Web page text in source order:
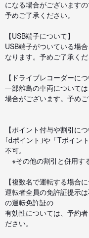
になる場合がございますの
予めご了承ください。
【USB端子について】
USB端子がついている場
なります。予めご了承くだ
【ドライブレコーダーにつ
一部離島の車両について
場合がございます。予めご
【ポイント付与や割引につ
｢dポイント｣や「Tポイン
不可。
※その他の割引と併用す
【複数名で運転する場合に
運転者全員の免許証提示
の運転免許証の
有効性については、予約
ださい。